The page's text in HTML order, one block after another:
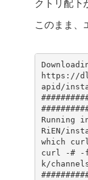
クトリ配下
このまま、
https://
apid/
#
Running
RiEN/
which
curl -# -f
k/
#